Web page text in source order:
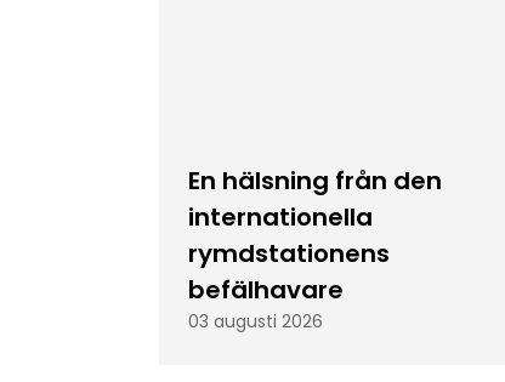
En hälsning från den
internationella
rymdstationens
befälhavare
03 augusti 2026